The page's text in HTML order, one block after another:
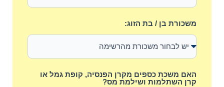
משכורת בן / בת הזוג:
האם משכת כספים מקרן הפנסיה, קופת גמל או
קרן השתלמות ושילמת מס?